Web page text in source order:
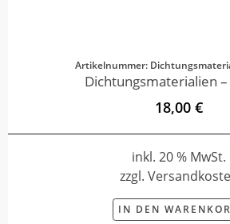
Artikelnummer:
Dichtungsmaterialien –
18,00 €
inkl. 20 % MwSt.
zzgl.
IN DEN